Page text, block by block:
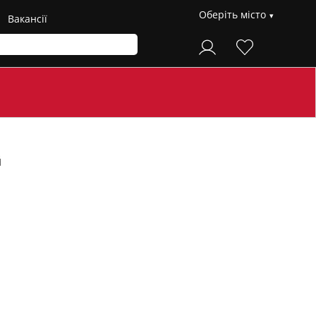
Вакансії Оберіть місто